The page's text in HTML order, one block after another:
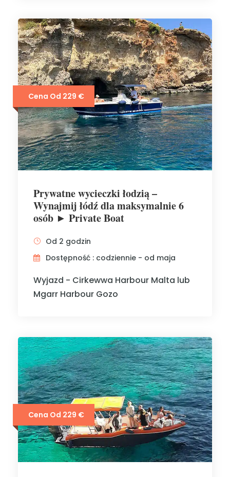
Cena Od 229 €
Prywatne wycieczki łodzią –
Wynajmij łódź dla maksymalnie 6
osób ► Private Boat
Od 2 godzin
Dostępność : codziennie - od maja
Wyjazd - Cirkewwa Harbour Malta lub
Mgarr Harbour Gozo
Cena Od 229 €